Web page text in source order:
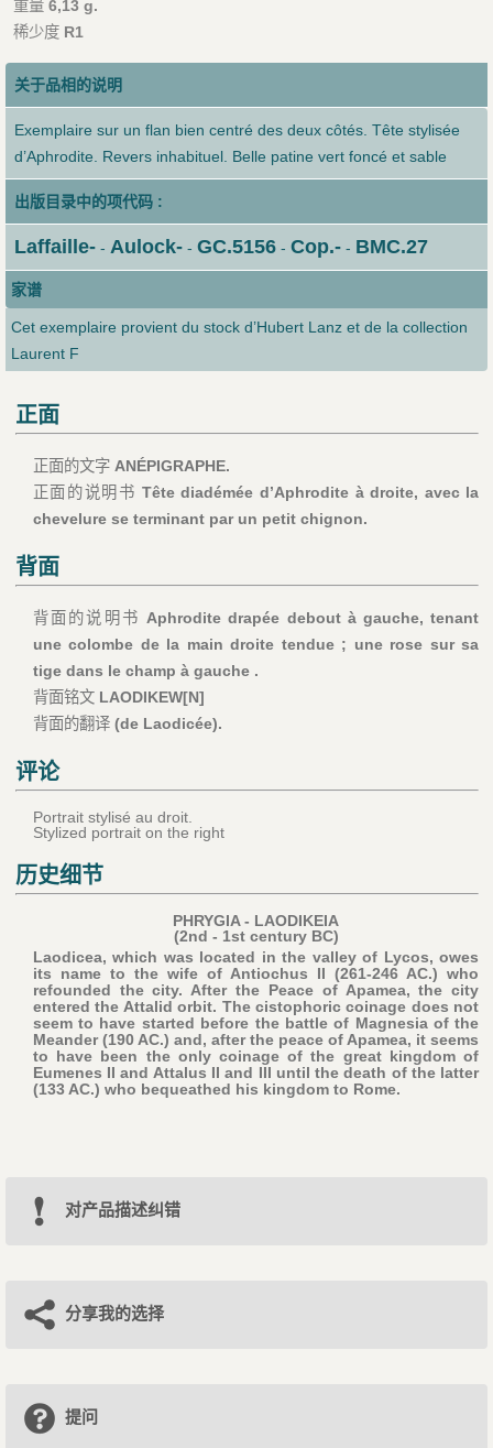
重量 6,13 g.
稀少度 R1
关于品相的说明
Exemplaire sur un flan bien centré des deux côtés. Tête stylisée
d’Aphrodite. Revers inhabituel. Belle patine vert foncé et sable
出版目录中的项代码 :
Laffaille-- Aulock-- GC.5156- Cop.-- BMC.27
家谱
Cet exemplaire provient du stock d’Hubert Lanz et de la collection
Laurent F
正面
正面的文字 ANÉPIGRAPHE.
正面的说明书 Tête diadémée d’Aphrodite à droite, avec la
chevelure se terminant par un petit chignon.
背面
背面的说明书 Aphrodite drapée debout à gauche, tenant
une colombe de la main droite tendue ; une rose sur sa
tige dans le champ à gauche .
背面铭文 LAODIKEW[N]
背面的翻译 (de Laodicée).
评论
Portrait stylisé au droit.
Stylized portrait on the right
历史细节
PHRYGIA - LAODIKEIA
(2nd - 1st century BC)
Laodicea, which was located in the valley of Lycos, owes
its name to the wife of Antiochus II (261-246 AC.) who
refounded the city. After the Peace of Apamea, the city
entered the Attalid orbit. The cistophoric coinage does not
seem to have started before the battle of Magnesia of the
Meander (190 AC.) and, after the peace of Apamea, it seems
to have been the only coinage of the great kingdom of
Eumenes II and Attalus II and III until the death of the latter
(133 AC.) who bequeathed his kingdom to Rome.
对产品描述纠错
分享我的选择
提问